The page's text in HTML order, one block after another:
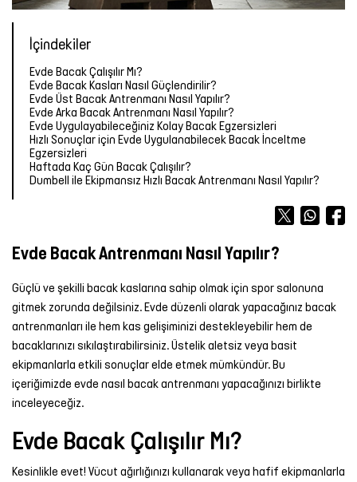
Forma
Şort
Yüzme
Yelek
TÜM
ÜRÜNLER
TÜM
ÜRÜNLER
Aksesuarları
TÜM
Atlet
Mont &
Yelek
Sütyeni
Etek
Elbise
ÜRÜNLER
Terlik
TÜM
ÜRÜNLER
Tişört
Şortu
TÜM
ÜRÜNLER
İçindekiler
Evde Bacak Çalışılır Mı?
Evde Bacak Kasları Nasıl Güçlendirilir?
Evde Üst Bacak Antrenmanı Nasıl Yapılır?
Evde Arka Bacak Antrenmanı Nasıl Yapılır?
Evde Uygulayabileceğiniz Kolay Bacak Egzersizleri
Hızlı Sonuçlar için Evde Uygulanabilecek Bacak İnceltme
Egzersizleri
Haftada Kaç Gün Bacak Çalışılır?
Dumbell ile Ekipmansız Hızlı Bacak Antrenmanı Nasıl Yapılır?
Evde Bacak Antrenmanı Nasıl Yapılır?
Güçlü ve şekilli bacak kaslarına sahip olmak için spor salonuna
gitmek zorunda değilsiniz. Evde düzenli olarak yapacağınız bacak
antrenmanları ile hem kas gelişiminizi destekleyebilir hem de
bacaklarınızı sıkılaştırabilirsiniz. Üstelik aletsiz veya basit
ekipmanlarla etkili sonuçlar elde etmek mümkündür. Bu
içeriğimizde evde nasıl bacak antrenmanı yapacağınızı birlikte
inceleyeceğiz.
Evde Bacak Çalışılır Mı?
Kesinlikle evet! Vücut ağırlığınızı kullanarak veya hafif ekipmanlarla